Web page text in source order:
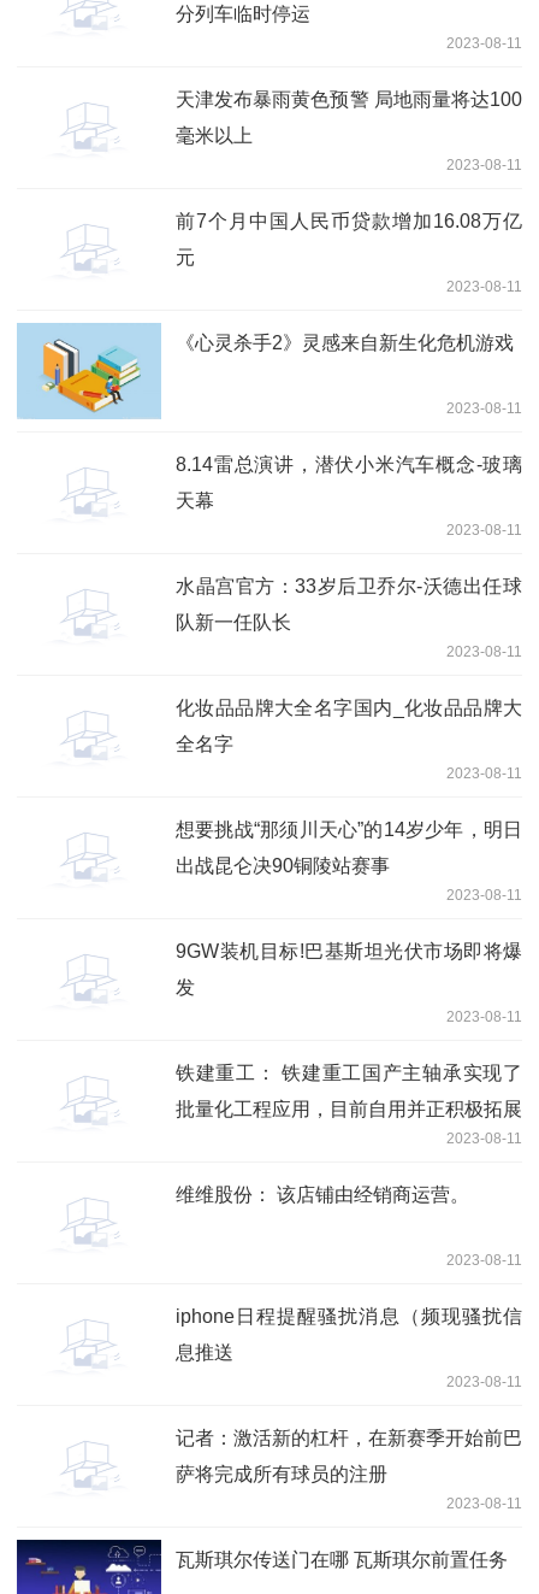
分列车临时停运
2023-08-11
天津发布暴雨黄色预警 局地雨量将达100
毫米以上
2023-08-11
前7个月中国人民币贷款增加16.08万亿
元
2023-08-11
《心灵杀手2》灵感来自新生化危机游戏
2023-08-11
8.14雷总演讲，潜伏小米汽车概念-玻璃
天幕
2023-08-11
水晶宫官方：33岁后卫乔尔-沃德出任球
队新一任队长
2023-08-11
化妆品品牌大全名字国内_化妆品品牌大
全名字
2023-08-11
想要挑战“那须川天心”的14岁少年，明日
出战昆仑决90铜陵站赛事
2023-08-11
9GW装机目标!巴基斯坦光伏市场即将爆
发
2023-08-11
铁建重工： 铁建重工国产主轴承实现了
批量化工程应用，目前自用并正积极拓展
2023-08-11
维维股份： 该店铺由经销商运营。
2023-08-11
iphone日程提醒骚扰消息（频现骚扰信
息推送
2023-08-11
记者：激活新的杠杆，在新赛季开始前巴
萨将完成所有球员的注册
2023-08-11
瓦斯琪尔传送门在哪 瓦斯琪尔前置任务